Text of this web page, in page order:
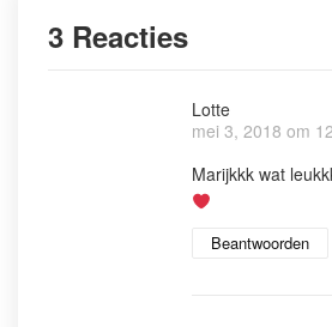
3 Reacties
Lotte
mei 3, 2018 om
Marijkkk wat
Beantwoorden